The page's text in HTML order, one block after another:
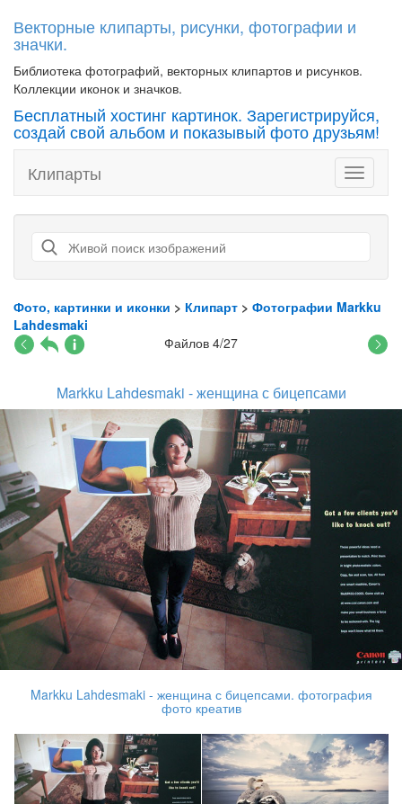
Векторные клипарты, рисунки, фотографии и
значки.
Библиотека фотографий, векторных клипартов и рисунков.
Коллекции иконок и значков.
Бесплатный хостинг картинок. Зарегистрируйся,
создай свой альбом и показывый фото друзьям!
Toggle
Клипарты
Фото, картинки и иконки > Клипарт > Фотографии Markku
Lahdesmaki
Файлов 4/27
Markku Lahdesmaki - женщина с бицепсами
Markku Lahdesmaki - женщина с бицепсами. фотография
фото креатив